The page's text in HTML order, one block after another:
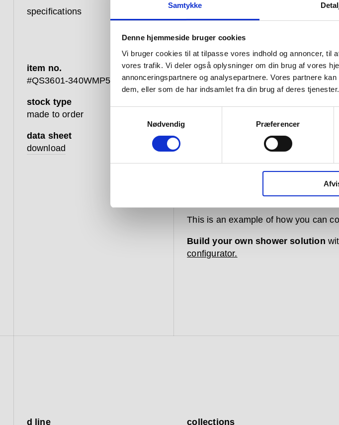
Samtykke
Denne hjemmeside bruger cookies
Vi bruger cookies til at tilpasse vores indhold og annoncer, til
vores trafik. Vi deler også oplysninger om din brug af vores
annonceringspartnere og analysepartnere. Vores partnere
dem, eller som de har indsamlet fra din brug af deres tjenester.
Nødvendig
Præferencer
specifications
item no.
#QS3601-340WMP5
stock type
made to order
data sheet
download
product info
A built-in, minimalist shower solution
for use with an overhead shower.
Available in the same colours and
range, ensuring a cohesive
bathroom. All our products come
This is an example of how you can
Build your own shower solution
configurator.
d line collections